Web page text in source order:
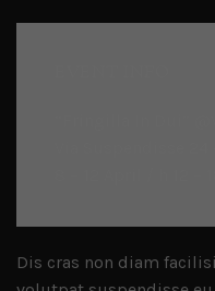
Dis cras non diam